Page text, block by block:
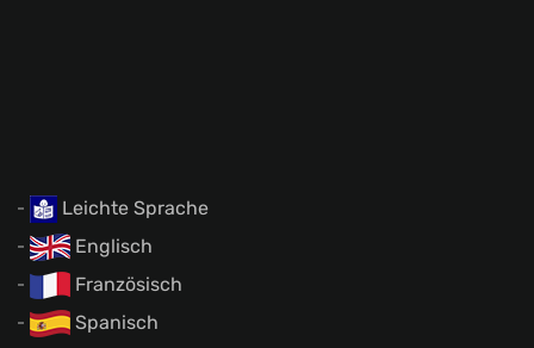
Leichte Sprache
Englisch
Französisch
Spanisch